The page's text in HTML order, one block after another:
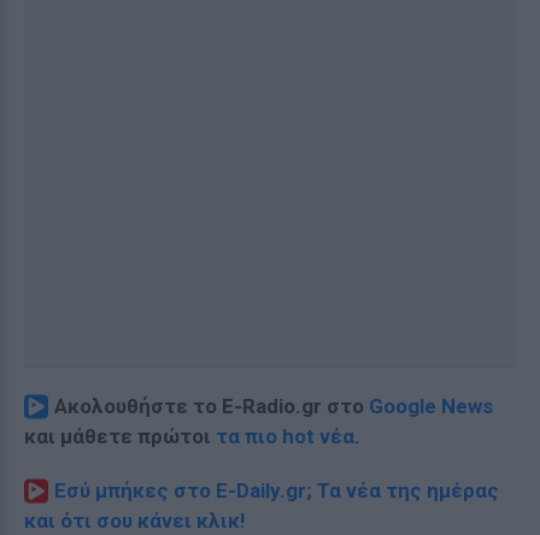
Ακολουθήστε το E-Radio.gr στο Google News
και μάθετε πρώτοι τα πιο hot νέα.
Εσύ μπήκες στο E-Daily.gr; Τα νέα της ημέρας
και ότι σου κάνει κλικ!